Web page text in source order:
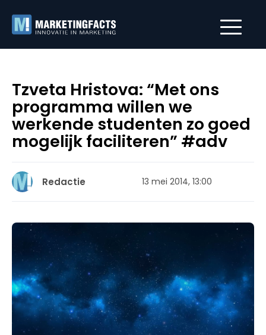
Tzveta Hristova: “Met ons
programma willen we
werkende studenten zo goed
mogelijk faciliteren” #adv
Redactie 13 mei 2014, 13:00